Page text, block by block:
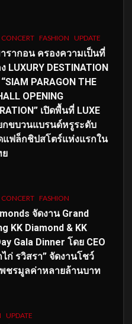
FASHION UPDATE
รากอน ครองความเป็นที่
LUXURY DESTINATION
PARAGON THE
OPENING
เปิดพื้นที่ LUXE
กขบวนแบรนด์หรูระดับ
แฟล็กชิปสโตร์แห่งแรกใน
ย
FASHION
จัดงาน Grand
KK Diamond & KK
Gala Dinner โดย CEO
ก่ รวิสรา” จัดงานโชว์
พชรมูลค่าหลายล้านบาท
UPDATE